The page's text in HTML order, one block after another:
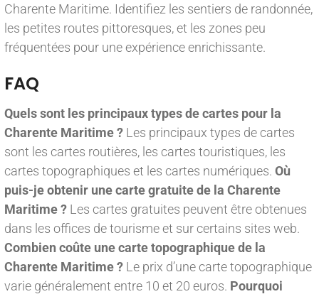
Charente Maritime. Identifiez les sentiers de randonnée,
les petites routes pittoresques, et les zones peu
fréquentées pour une expérience enrichissante.
FAQ
Quels sont les principaux types de cartes pour la
Charente Maritime ? Les principaux types de cartes
sont les cartes routières, les cartes touristiques, les
cartes topographiques et les cartes numériques. Où
puis-je obtenir une carte gratuite de la Charente
Maritime ? Les cartes gratuites peuvent être obtenues
dans les offices de tourisme et sur certains sites web.
Combien coûte une carte topographique de la
Charente Maritime ? Le prix d’une carte topographique
varie généralement entre 10 et 20 euros. Pourquoi